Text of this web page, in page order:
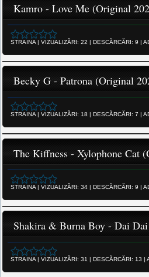
Kamro - Love Me (Original
STRAINA| VIZUALIZĂRI: 22 | DESCĂRCĂRI: 9 |
Becky G - Patrona (Original
STRAINA| VIZUALIZĂRI: 18 | DESCĂRCĂRI: 7 |
The Kiffness - Xylophone Cat
STRAINA| VIZUALIZĂRI: 34 | DESCĂRCĂRI: 9 |
Shakira & Burna Boy - Dai
STRAINA| VIZUALIZĂRI: 31 | DESCĂRCĂRI: 13 |